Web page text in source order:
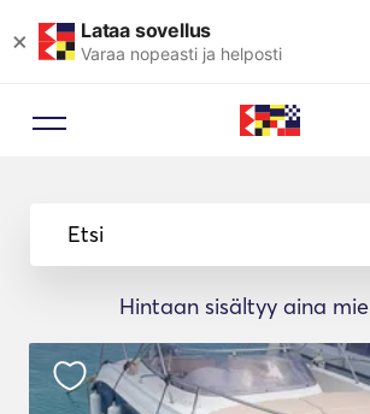
× Lataa sovellus
Varaa nopeasti ja helposti
Etsi
Hintaan sisältyy aina